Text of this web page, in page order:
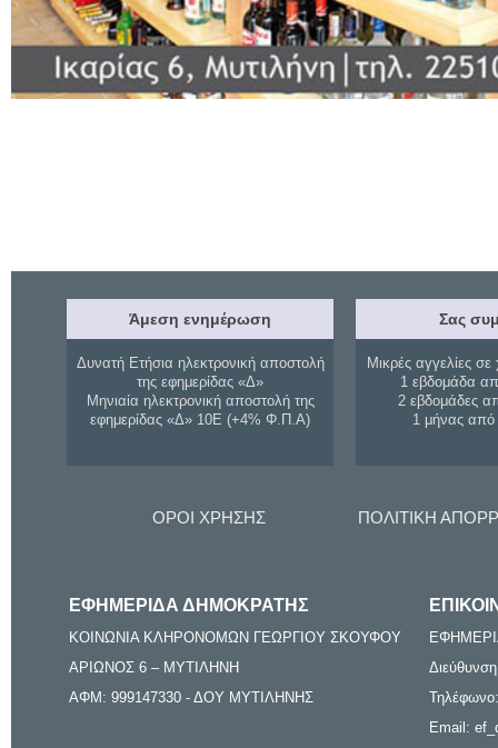
Άμεση ενημέρωση
Δυνατή Ετήσια ηλεκτρονική αποστολή
της εφημερίδας «Δ»
Μηνιαία ηλεκτρονική αποστολή της
εφημερίδας «Δ» 10Ε (+4% Φ.Π.Α)
Σας
Μικρές αγγελίες σε
1 εβδομάδα
2 εβδομάδες
1 μήνας
ΟΡΟΙ ΧΡΗΣΗΣ ΠΟΛΙΤΙΚΗ
ΕΦΗΜΕΡΙΔΑ ΔΗΜΟΚΡΑΤΗΣ
ΚΟΙΝΩΝΙΑ ΚΛΗΡΟΝΟΜΩΝ ΓΕΩΡΓΙΟΥ ΣΚΟΥΦΟΥ
ΑΡΙΩΝΟΣ 6 – ΜΥΤΙΛΗΝΗ
ΑΦΜ: 999147330 - ΔΟΥ ΜΥΤΙΛΗΝΗΣ
Email: